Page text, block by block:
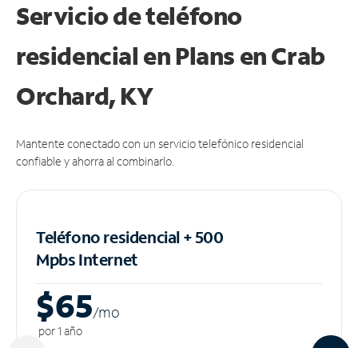
Servicio de teléfono
residencial en Plans en Crab
Orchard, KY
Mantente conectado con un servicio telefónico residencial
confiable y ahorra al combinarlo.
Teléfono residencial + 500
MpbsInternet
$65/mo
por 1 año